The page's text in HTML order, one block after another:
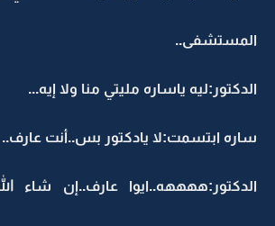
المستشفى..
الدكتور:ليه ياساره مليتي منا ولا إيه...
ساره ابتسمت:لا يادكتور بس..أنت عارف..
الدكتور:ههههه..ايوا عارف..إن شاء